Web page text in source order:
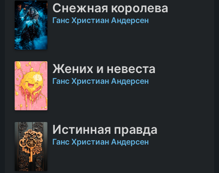
Снежная королева
Ганс Христиан Андерсен
Жених и невеста
Ганс Христиан Андерсен
Истинная правда
Ганс Христиан Андерсен